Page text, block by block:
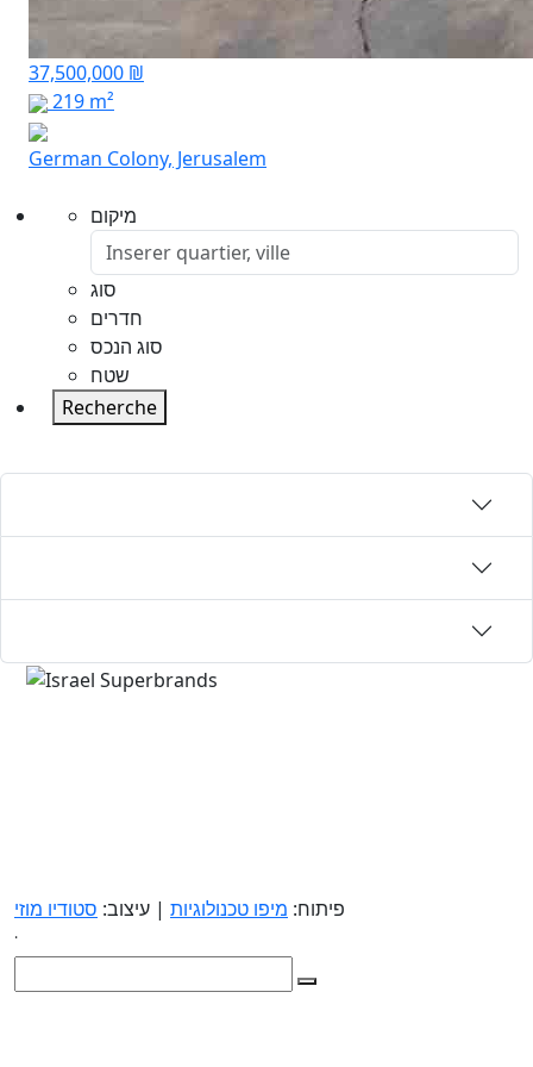
37,500,000 ₪
219 m²
German Colony, Jerusalem
מיקום
סוג
חדרים
סוג הנכס
שטח
Recherche
פיתוח: מיפו טכנולוגיות | עיצוב: סטודיו מוזי
.